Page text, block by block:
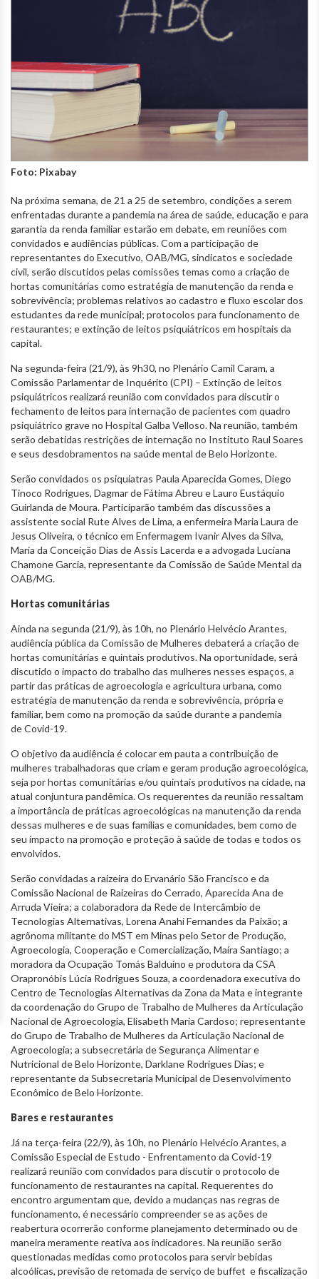
Foto: Pixabay
Na próxima semana, de 21 a 25 de setembro, condições a serem
enfrentadas durante a pandemia na área de saúde, educação e para
garantia da renda familiar estarão em debate, em reuniões com
convidados e audiências públicas. Com a participação de
representantes do Executivo, OAB/MG, sindicatos e sociedade
civil, serão discutidos pelas comissões temas como a criação de
hortas comunitárias como estratégia de manutenção da renda e
sobrevivência; problemas relativos ao cadastro e fluxo escolar dos
estudantes da rede municipal; protocolos para funcionamento de
restaurantes; e extinção de leitos psiquiátricos em hospitais da
capital.
Na segunda-feira (21/9), às 9h30, no Plenário Camil Caram, a
Comissão Parlamentar de Inquérito (CPI) – Extinção de leitos
psiquiátricos realizará reunião com convidados para discutir o
fechamento de leitos para internação de pacientes com quadro
psiquiátrico grave no Hospital Galba Velloso. Na reunião, também
serão debatidas restrições de internação no Instituto Raul Soares
e seus desdobramentos na saúde mental de Belo Horizonte.
Serão convidados os psiquiatras Paula Aparecida Gomes, Diego
Tinoco Rodrigues, Dagmar de Fátima Abreu e Lauro Eustáquio
Guirlanda de Moura. Participarão também das discussões a
assistente social Rute Alves de Lima, a enfermeira Maria Laura de
Jesus Oliveira, o técnico em Enfermagem Ivanir Alves da Silva,
Maria da Conceição Dias de Assis Lacerda e a advogada Luciana
Chamone Garcia, representante da Comissão de Saúde Mental da
OAB/MG.
Hortas comunitárias
Ainda na segunda (21/9), às 10h, no Plenário Helvécio Arantes,
audiência pública da Comissão de Mulheres debaterá a criação de
hortas comunitárias e quintais produtivos. Na oportunidade, será
discutido o impacto do trabalho das mulheres nesses espaços, a
partir das práticas de agroecologia e agricultura urbana, como
estratégia de manutenção da renda e sobrevivência, própria e
familiar, bem como na promoção da saúde durante a pandemia
de Covid-19.
O objetivo da audiência é colocar em pauta a contribuição de
mulheres trabalhadoras que criam e geram produção agroecológica,
seja por hortas comunitárias e/ou quintais produtivos na cidade, na
atual conjuntura pandêmica. Os requerentes da reunião ressaltam
a importância de práticas agroecológicas na manutenção da renda
dessas mulheres e de suas famílias e comunidades, bem como de
seu impacto na promoção e proteção à saúde de todas e todos os
envolvidos.
Serão convidadas a raizeira do Ervanário São Francisco e da
Comissão Nacional de Raizeiras do Cerrado, Aparecida Ana de
Arruda Vieira; a colaboradora da Rede de Intercâmbio de
Tecnologias Alternativas, Lorena Anahi Fernandes da Paixão; a
agrônoma militante do MST em Minas pelo Setor de Produção,
Agroecologia, Cooperação e Comercialização, Maíra Santiago; a
moradora da Ocupação Tomás Balduíno e produtora da CSA
Orapronóbis Lúcia Rodrigues Souza, a coordenadora executiva do
Centro de Tecnologias Alternativas da Zona da Mata e integrante
da coordenação do Grupo de Trabalho de Mulheres da Articulação
Nacional de Agroecologia, Elisabeth Maria Cardoso; representante
do Grupo de Trabalho de Mulheres da Articulação Nacional de
Agroecologia; a subsecretária de Segurança Alimentar e
Nutricional de Belo Horizonte, Darklane Rodrigues Dias; e
representante da Subsecretaria Municipal de Desenvolvimento
Econômico de Belo Horizonte.
Bares e restaurantes
Já na terça-feira (22/9), às 10h, no Plenário Helvécio Arantes, a
Comissão Especial de Estudo - Enfrentamento da Covid-19
realizará reunião com convidados para discutir o protocolo de
funcionamento de restaurantes na capital. Requerentes do
encontro argumentam que, devido a mudanças nas regras de
funcionamento, é necessário compreender se as ações de
reabertura ocorrerão conforme planejamento determinado ou de
maneira meramente reativa aos indicadores. Na reunião serão
questionadas medidas como protocolos para servir bebidas
alcoólicas, previsão de retomada de serviço de buffet e fiscalização